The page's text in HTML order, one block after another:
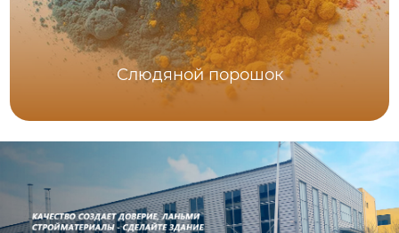
Слюдяной порошок